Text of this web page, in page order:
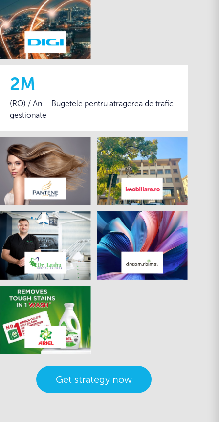
2M
(RO) / An – Bugetele pentru atragerea de trafic
gestionate
Get strategy now